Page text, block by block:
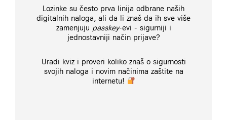
Lozinke su često prva linija odbrane naših
digitalnih naloga, ali da li znaš da ih sve više
zamenjuju passkey-evi - sigurniji i
jednostavniji način prijave?
Uradi kviz i proveri koliko znaš o sigurnosti
svojih naloga i novim načinima zaštite na
internetu!